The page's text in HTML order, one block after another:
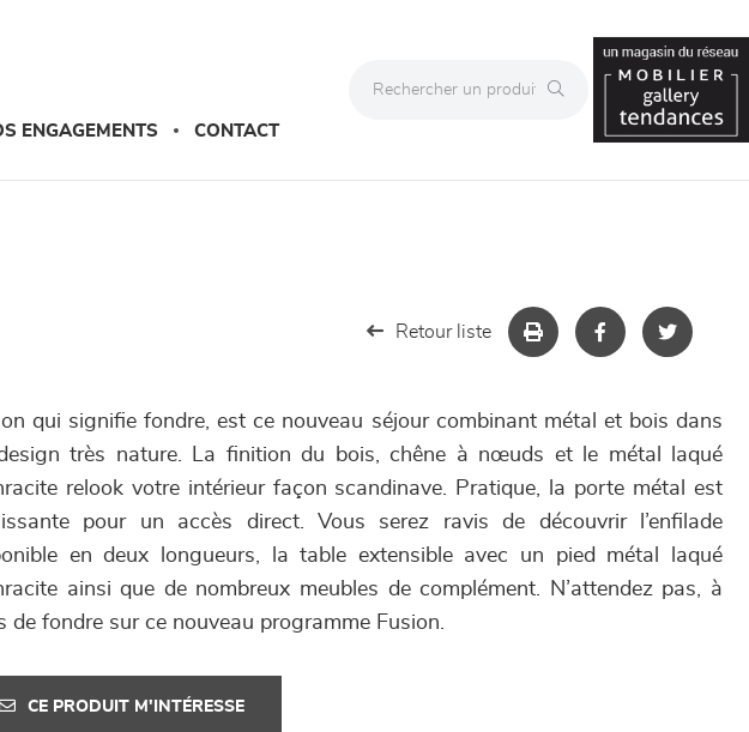
ENGAGEMENTS CONTACT
Retour liste
qui signifie fondre, est ce nouveau séjour combinant métal et bois dans
très nature. La finition du bois, chêne à nœuds et le métal laqué
relook votre intérieur façon scandinave. Pratique, la porte métal est
pour un accès direct. Vous serez ravis de découvrir l’enfilade
en deux longueurs, la table extensible avec un pied métal laqué
ainsi que de nombreux meubles de complément. N’attendez pas, à
de fondre sur ce nouveau programme Fusion.
CE PRODUIT M'INTÉRESSE